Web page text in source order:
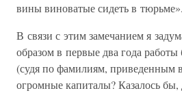
вины виноватые сидеть в тюрьме».
В связи с этим замечанием я
образом в первые два года
(судя по фамилиям, приведенным
огромные капиталы? Казалось бы,